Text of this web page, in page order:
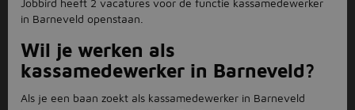
Jobbird heeft 2 vacatures voor de functie kassamedewerker
in Barneveld openstaan.
Wil je werken als
kassamedewerker in Barneveld?
Als je een baan zoekt als kassamedewerker in Barneveld